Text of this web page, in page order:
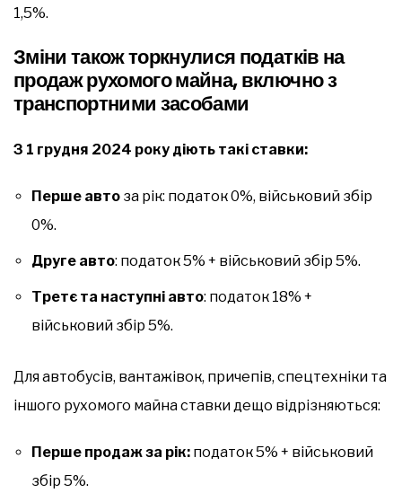
1,5%.
Зміни також торкнулися податків на
продаж рухомого майна, включно з
транспортними засобами
З 1 грудня 2024 року діють такі ставки:
Перше авто за рік: податок 0%, військовий збір
0%.
Друге авто: податок 5% + військовий збір 5%.
Третє та наступні авто: податок 18% +
військовий збір 5%.
Для автобусів, вантажівок, причепів, спецтехніки та
іншого рухомого майна ставки дещо відрізняються:
Перше продаж за рік: податок 5% + військовий
збір 5%.